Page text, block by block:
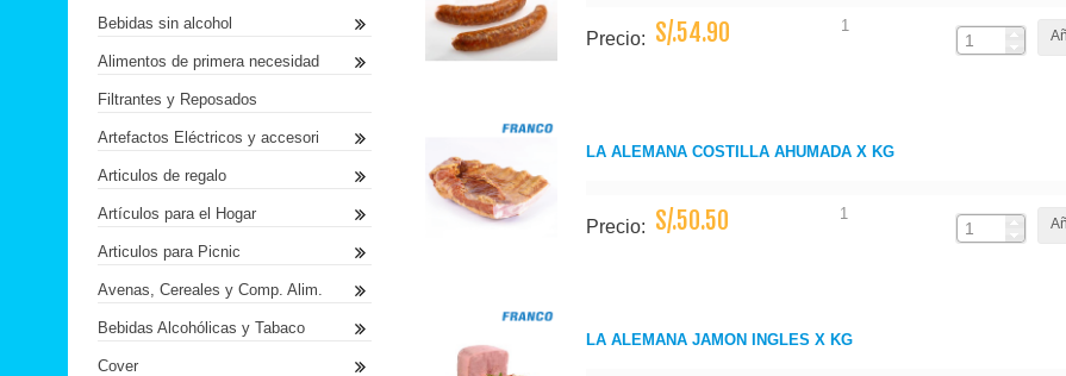
Precio: S/.54.90 1
LA ALEMANA COSTILLA AHUMADA X KG
Precio: S/.50.50 1
LA ALEMANA JAMON INGLES X KG
Bebidas sin alcohol
Alimentos de primera necesidad
Filtrantes y Reposados
Artefactos Eléctricos y accesori
Articulos de regalo
Artículos para el Hogar
Articulos para Picnic
Avenas, Cereales y Comp. Alim.
Bebidas Alcohólicas y Tabaco
Cover